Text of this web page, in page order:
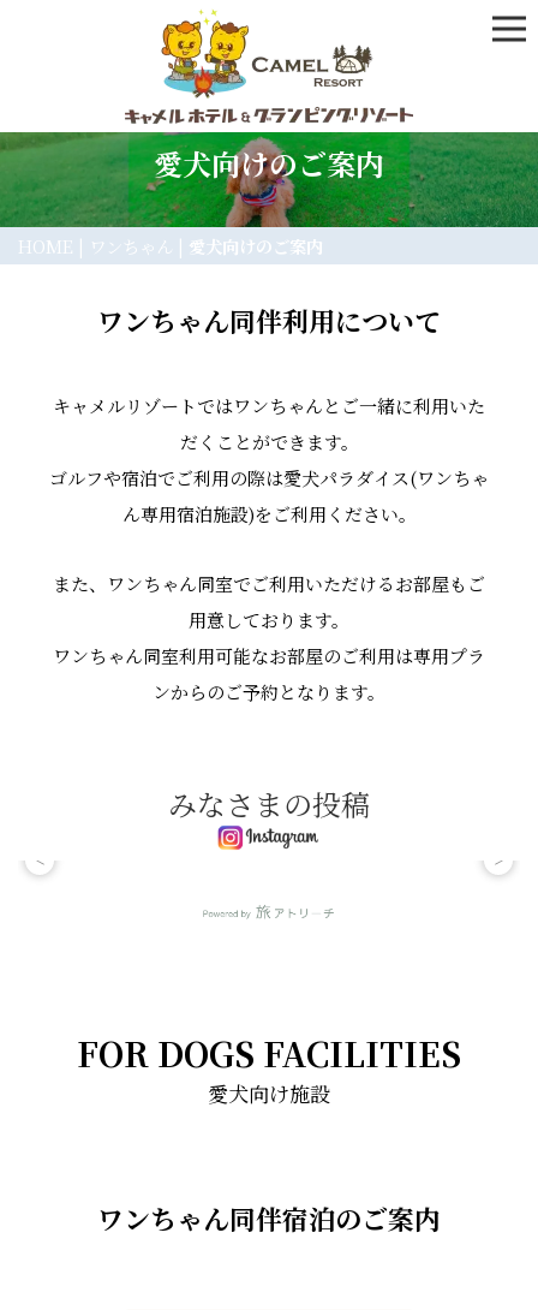
愛犬向けのご案内
HOME | ワンちゃん | 愛犬向けのご案内
ワンちゃん同伴利用について
キャメルリゾートではワンちゃんとご一緒に利用いた
だくことができます。
ゴルフや宿泊でご利用の際は愛犬パラダイス(ワンちゃ
ん専用宿泊施設)をご利用ください。
また、ワンちゃん同室でご利用いただけるお部屋もご
用意しております。
ワンちゃん同室利用可能なお部屋のご利用は専用プラ
ンからのご予約となります。
みなさまの投稿
< >
FOR DOGS FACILITIES
愛犬向け施設
ワンちゃん同伴宿泊のご案内